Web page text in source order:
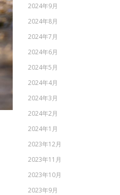
2024年9月
2024年8月
2024年7月
2024年6月
2024年5月
2024年4月
2024年3月
2024年2月
2024年1月
2023年12月
2023年11月
2023年10月
2023年9月